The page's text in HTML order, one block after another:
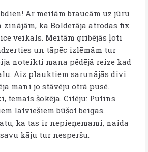
Ar meitām braucām uz jūru
zinājām, ka Bolderāja atrodas fix
veikals. Meitām gribējās ļoti
un tāpēc izlēmām tur
noteikti mana pēdējā reize kad
Aiz plauktiem sarunājās divi
mani jo stāvēju otrā pusē.
temats šokēja. Citēju: Putins
latviešiem būšot beigas.
ka tas ir nepieņemami, naida
kāju tur nesperšu.